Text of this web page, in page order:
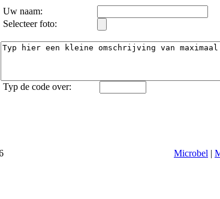
Uw naam:
Selecteer foto:
Typ de code over:
Microbel |